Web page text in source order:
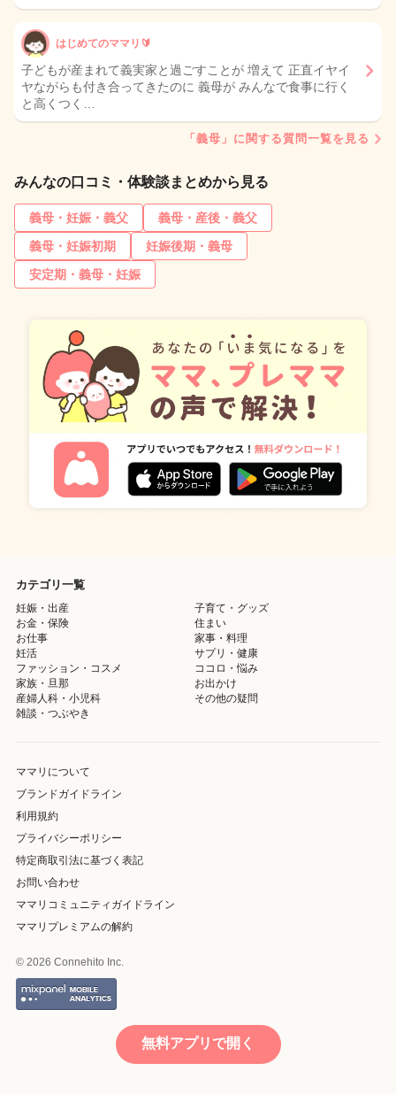
はじめてのママリ🔰
子どもが産まれて義実家と過ごすことが 増えて 正直イヤイ
ヤながらも付き合ってきたのに 義母が みんなで食事に行く
と高くつく…
「義母」に関する質問一覧を見る
みんなの口コミ・体験談まとめから見る
義母・妊娠・義父
義母・産後・義父
義母・妊娠初期
妊娠後期・義母
安定期・義母・妊娠
カテゴリ一覧
妊娠・出産
子育て・グッズ
お金・保険
住まい
お仕事
家事・料理
妊活
サプリ・健康
ファッション・コスメ
ココロ・悩み
家族・旦那
お出かけ
産婦人科・小児科
その他の疑問
雑談・つぶやき
ママリについて
ブランドガイドライン
利用規約
プライバシーポリシー
特定商取引法に基づく表記
お問い合わせ
ママリコミュニティガイドライン
ママリプレミアムの解約
© 2026 Connehito Inc.
無料アプリで開く